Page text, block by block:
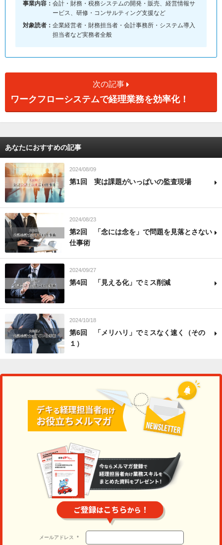
事業内容： 会計・財務・税務システムの開発・販売、経営情報サ
ービス、研修・コンサルティング支援など
対象読者： 企業経営者・財務担当者・会計事務所・システム導入
担当者など実務者全般
次の記事
ワークフローシステムで経理業務を効率化！
あなたにおすすめの記事
2024/08/09
第1回 実は課題がいっぱいの監査現場
2024/08/23
第2回 「念には念を」で問題を見落とさない
仕事術
2024/09/27
第4回 「見える化」でミス削減
2024/10/18
第6回 「メリハリ」でミスなく速く（その
１）